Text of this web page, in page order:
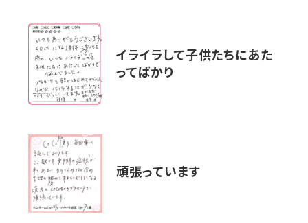
イライラして子供たちにあた
ってばかり
頑張っています